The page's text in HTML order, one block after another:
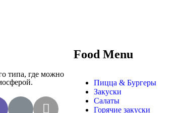
типа, где можно
Food Menu
Пицца & Бургеры
Закуски
Салаты
Горячие закуски